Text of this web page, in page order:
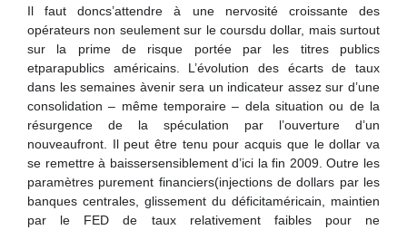
Il faut doncs’attendre à une nervosité croissante des
opérateurs non seulement sur le coursdu dollar, mais surtout
sur la prime de risque portée par les titres publics
etparapublics américains. L’évolution des écarts de taux
dans les semaines àvenir sera un indicateur assez sur d’une
consolidation – même temporaire – dela situation ou de la
résurgence de la spéculation par l’ouverture d’un
nouveaufront. Il peut être tenu pour acquis que le dollar va
se remettre à baissersensiblement d’ici la fin 2009. Outre les
paramètres purement financiers(injections de dollars par les
banques centrales, glissement du déficitaméricain, maintien
par le FED de taux relativement faibles pour ne